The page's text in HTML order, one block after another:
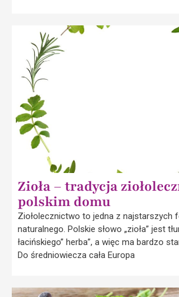
Zioła – tradycja
polskim domu
Ziołolecznictwo to jedna z najstarszych
naturalnego. Polskie słowo „zioła” jest
łacińskiego” herba”, a więc ma bardzo
Do średniowiecza cała Europa